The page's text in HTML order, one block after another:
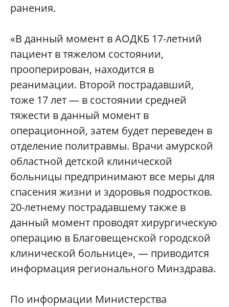
ранения.
«В данный момент в АОДКБ 17-летний
пациент в тяжелом состоянии,
прооперирован, находится в
реанимации. Второй пострадавший,
тоже 17 лет — в состоянии средней
тяжести в данный момент в
операционной, затем будет переведен в
отделение политравмы. Врачи амурской
областной детской клинической
больницы предпринимают все меры для
спасения жизни и здоровья подростков.
20-летнему пострадавшему также в
данный момент проводят хирургическую
операцию в Благовещенской городской
клинической больнице», — приводится
информация регионального Минздрава.
По информации Министерства